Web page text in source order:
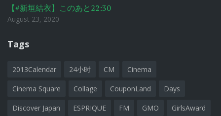
【#新垣結衣】このあと22:30
August 23, 2020
Tags
2013Calendar 24小时 CM Cinema
Cinema Square Collage CouponLand Days
Discover Japan ESPRIQUE FM GMO GirlsAward